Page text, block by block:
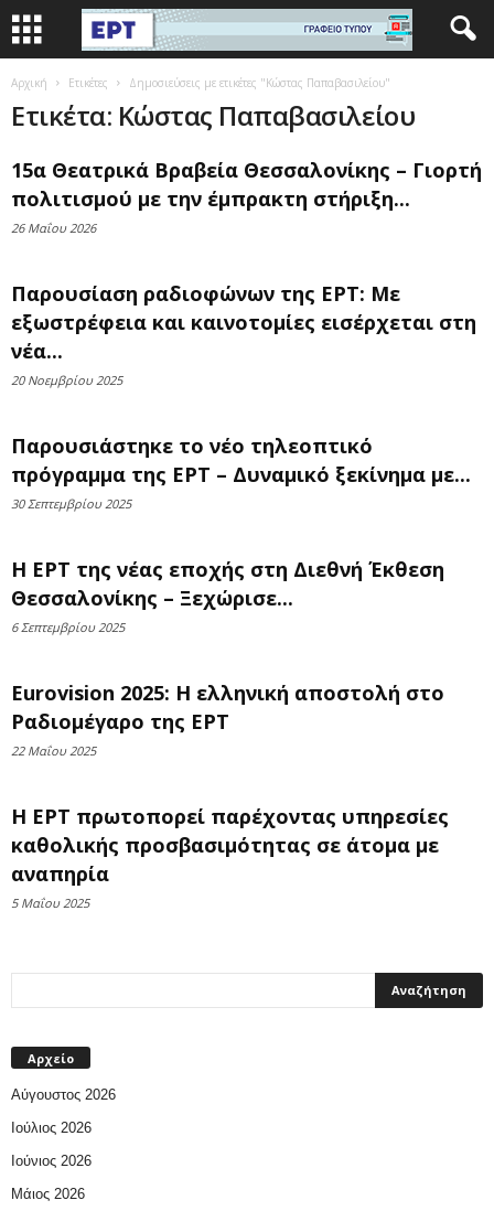
Αρχική Ετικέτες Δημοσιεύσεις με ετικέτες "Κώστας Παπαβασιλείου"
Ετικέτα: Κώστας Παπαβασιλείου
15α Θεατρικά Βραβεία Θεσσαλονίκης – Γιορτή
πολιτισμού με την έμπρακτη στήριξη...
26 Μαΐου 2026
Παρουσίαση ραδιοφώνων της ΕΡΤ: Με
εξωστρέφεια και καινοτομίες εισέρχεται στη
νέα...
20 Νοεμβρίου 2025
Παρουσιάστηκε το νέο τηλεοπτικό
πρόγραμμα της ΕΡΤ – Δυναμικό ξεκίνημα με...
30 Σεπτεμβρίου 2025
Η ΕΡΤ της νέας εποχής στη Διεθνή Έκθεση
Θεσσαλονίκης – Ξεχώρισε...
6 Σεπτεμβρίου 2025
Eurovision 2025: Η ελληνική αποστολή στο
Ραδιομέγαρο της ΕΡΤ
22 Μαΐου 2025
Η ΕΡΤ πρωτοπορεί παρέχοντας υπηρεσίες
καθολικής προσβασιμότητας σε άτομα με
αναπηρία
5 Μαΐου 2025
Αρχείο
Αύγουστος 2026
Ιούλιος 2026
Ιούνιος 2026
Μάιος 2026